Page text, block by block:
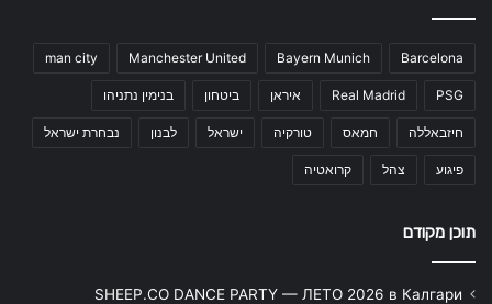
Barcelona
Bayern Munich
Manchester United
man city
PSG
Real Madrid איראן ביטחון בנימין נתניהו
חיזבאללה חמאס טורקיה ישראל לבנון נבחרת ישראל
פיגוע צהל קרואטיה
תוכן מקודם
SHEEP.CO DANCE PARTY — ЛЕТО 2026 в Калгари